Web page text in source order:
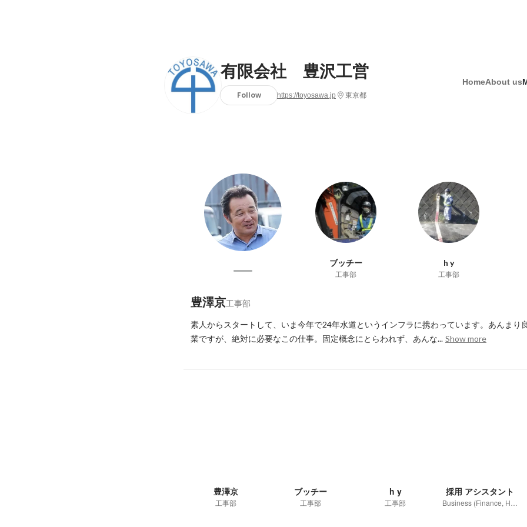
有限会社 豊沢工営
Follow https://toyosawa.jp 東京都
HomeAbout us
ブッチー
工事部
h y
工事部
豊澤京工事部
素人からスタートして、いま今年で24年水道というインフラに携わっています。あんまり
業ですが、絶対に必要なこの仕事。固定概念にとらわれず、あんな... Show more
豊澤京
工事部
ブッチー
工事部
h y
工事部
採用 アシスタント